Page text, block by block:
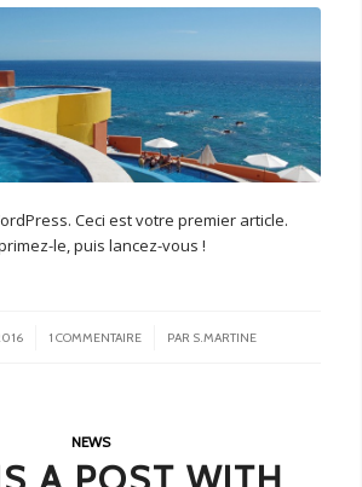
Ceci est votre premier article.
le, puis lancez-vous !
1 COMMENTAIRE
/ PAR S.MARTINE
NEWS